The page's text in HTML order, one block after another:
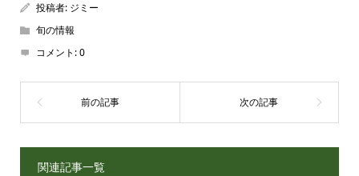
投稿者: ジミー
旬の情報
コメント:0
関連記事一覧